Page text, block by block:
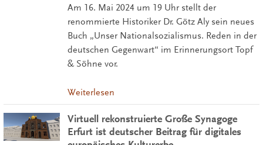
Am 16. Mai 2024 um 19 Uhr stellt der
renommierte Historiker Dr. Götz Aly sein neues
Buch „Unser Nationalsozialismus. Reden in der
deutschen Gegenwart“ im Erinnerungsort Topf
& Söhne vor.
Weiterlesen
Virtuell rekonstruierte Große Synagoge
Erfurt ist deutscher Beitrag für digitales